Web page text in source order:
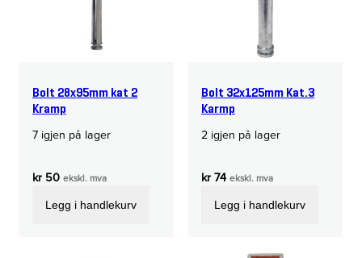
Bolt 28x95mm kat 2
Kramp
7 igjen på lager
kr 50 ekskl. mva
Legg i handlekurv
Bolt 32x125mm Kat.3
Karmp
2 igjen på lager
kr74 ekskl. mva
Legg i handlekurv